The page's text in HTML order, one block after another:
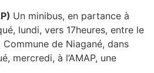
Un minibus, en partance à
lundi, vers 17heures, entre le
de Niagané, dans
mercredi, à l’AMAP, une